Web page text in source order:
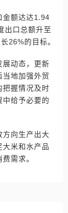
金额达达1.94
出口总额升至
26%的目标。
展动态，更新
地加强外贸
把握情况及时
给予必要的
方向生产出大
米和水产品
需求。